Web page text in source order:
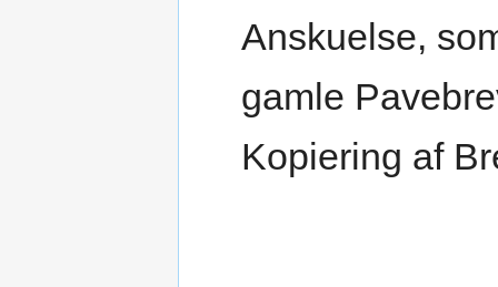
Anskuelse,
gamle
Kopiering af